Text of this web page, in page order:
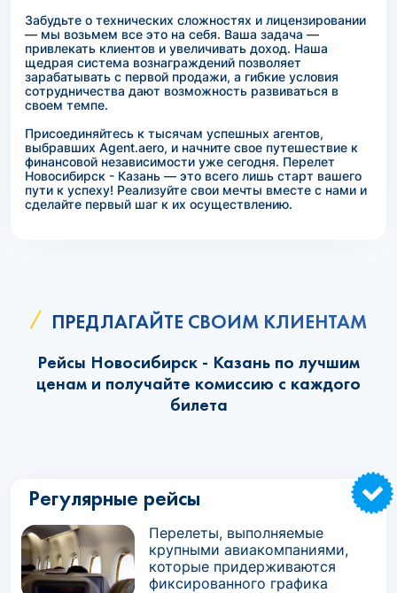
Забудьте о технических сложностях и лицензировании
— мы возьмем все это на себя. Ваша задача —
привлекать клиентов и увеличивать доход. Наша
щедрая система вознаграждений позволяет
зарабатывать с первой продажи, а гибкие условия
сотрудничества дают возможность развиваться в
своем темпе.
Присоединяйтесь к тысячам успешных агентов,
выбравших Agent.aero, и начните свое путешествие к
финансовой независимости уже сегодня. Перелет
Новосибирск - Казань — это всего лишь старт вашего
пути к успеху! Реализуйте свои мечты вместе с нами и
сделайте первый шаг к их осуществлению.
ПРЕДЛАГАЙТЕ СВОИМ КЛИЕНТАМ
Рейсы Новосибирск - Казань по лучшим
ценам и получайте комиссию с каждого
билета
Регулярные рейсы
Перелеты, выполняемые
крупными авиакомпаниями,
которые придерживаются
фиксированного графика